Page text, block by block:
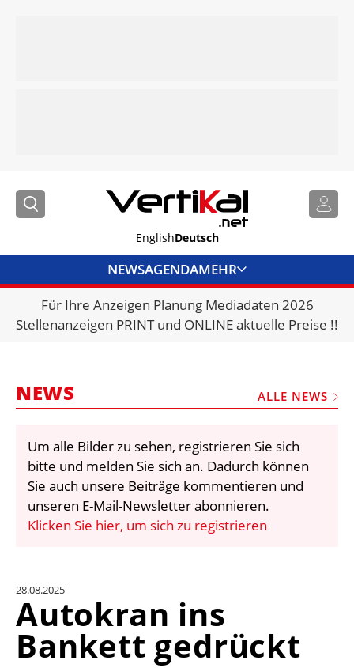
EnglishDeutsch
NEWSAGENDAMEHR
BRANCHENLINKS
VERMIETER
VIDEOS
BIBLIOTHEK
KRAN & BÜHNE
EINHEITENKONVERTER
KONTAKT
Für Ihre Anzeigen Planung Mediadaten 2026
Stellenanzeigen PRINT und ONLINE aktuelle Preise !!
NEWS ALLE NEWS
Um alle Bilder zu sehen, registrieren Sie sich
bitte und melden Sie sich an. Dadurch können
Sie auch unsere Beiträge kommentieren und
unseren E-Mail-Newsletter abonnieren.
Klicken Sie hier, um sich zu registrieren
28.08.2025
Autokran ins
Bankett gedrückt